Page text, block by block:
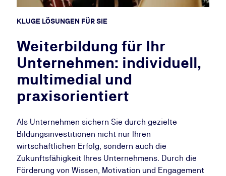
KLUGE LÖSUNGEN FÜR SIE
Weiterbildung für Ihr
Unternehmen: individuell,
multimedial und
praxisorientiert
Als Unternehmen sichern Sie durch gezielte
Bildungsinvestitionen nicht nur Ihren
wirtschaftlichen Erfolg, sondern auch die
Zukunftsfähigkeit Ihres Unternehmens. Durch die
Förderung von Wissen, Motivation und Engagement